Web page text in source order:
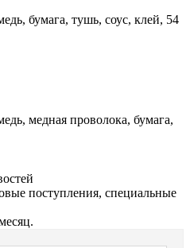
бумага, тушь, соус, клей, 54
медная проволока, бумага,
поступления, специальные